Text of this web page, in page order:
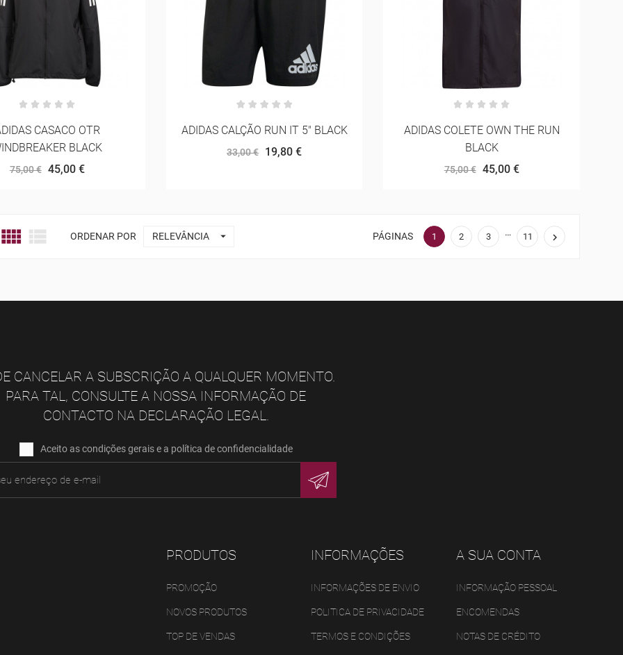
CASACO OTR
BLACK
75,00 € 45,00 €
ADIDAS CALÇÃO RUN IT 5" BLACK
33,00 € 19,80 €
ADIDAS COLETE OWN THE RUN
BLACK
75,00 € 45,00 €
  ORDENAR POR RELEVÂNCIA  PÁGINAS 1 2 3 … 11 
CANCELAR A SUBSCRIÇÃO A QUALQUER MOMENTO.
PARA TAL, CONSULTE A NOSSA INFORMAÇÃO DE
CONTACTO NA DECLARAÇÃO LEGAL.
Aceito as condições gerais e a política de confidencialidade
PRODUTOS
PROMOÇÃO
NOVOS PRODUTOS
TOP DE VENDAS
INFORMAÇÕES
INFORMAÇÕES DE ENVIO
POLITICA DE PRIVACIDADE
TERMOS E CONDIÇÕES
A SUA CONTA
INFORMAÇÃO PESSOAL
ENCOMENDAS
NOTAS DE CRÉDITO